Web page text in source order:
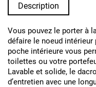
Description
Vous pouvez le porter à
défaire le noeud intérieur
poche intérieure vous
toilettes ou votre
Lavable et solide, le
d’entretien avec une